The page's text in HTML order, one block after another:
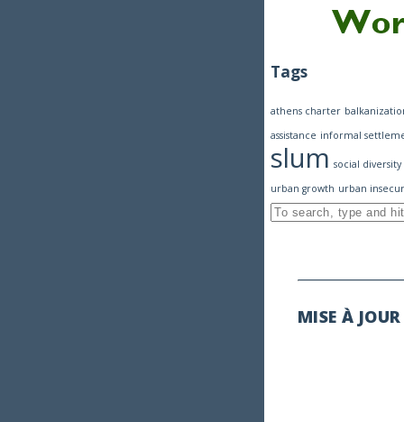
Tags
athens charter
assistance informal
slum social diversity
urban growth urban
MISE À